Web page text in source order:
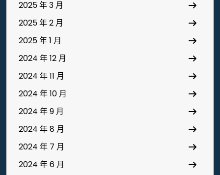
2025 年 3 月
2025 年 2 月
2025 年 1 月
2024 年 12 月
2024 年 11 月
2024 年 10 月
2024 年 9 月
2024 年 8 月
2024 年 7 月
2024 年 6 月